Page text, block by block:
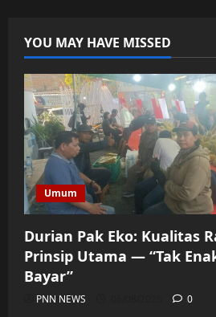
YOU MAY HAVE MISSED
Umum
Durian Pak Eko: Kualitas
Prinsip Utama — “Tak
Bayar”
PNN NEWS 0